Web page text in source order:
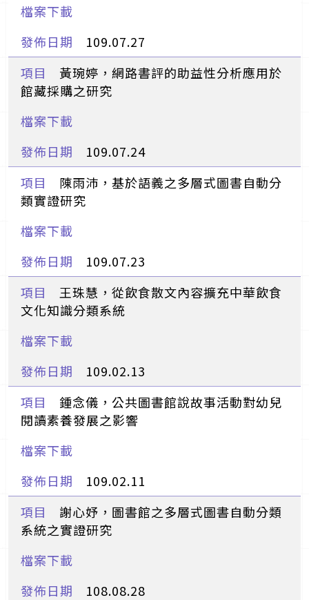
109.07.27
黃琬婷，網路書評的助益性分析應用於
館藏採購之研究
109.07.24
陳雨沛，基於語義之多層式圖書自動分
類實證研究
109.07.23
王珠慧，從飲食散文內容擴充中華飲食
文化知識分類系統
109.02.13
鍾念儀，公共圖書館說故事活動對幼兒
閱讀素養發展之影響
109.02.11
謝心妤，圖書館之多層式圖書自動分類
系統之實證研究
108.08.28